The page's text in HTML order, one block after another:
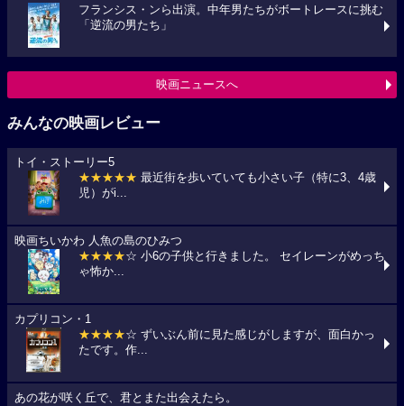
フランシス・ンら出演。中年男たちがボートレースに挑む
「逆流の男たち」
映画ニュースへ
みんなの映画レビュー
トイ・ストーリー5
★★★★★ 最近街を歩いていても小さい子（特に3、4歳
児）がi...
映画ちいかわ 人魚の島のひみつ
★★★★☆ 小6の子供と行きました。 セイレーンがめっち
ゃ怖か...
カプリコン・1
★★★★☆ ずいぶん前に見た感じがしますが、面白かっ
たです。作...
あの花が咲く丘で、君とまた出会えたら。